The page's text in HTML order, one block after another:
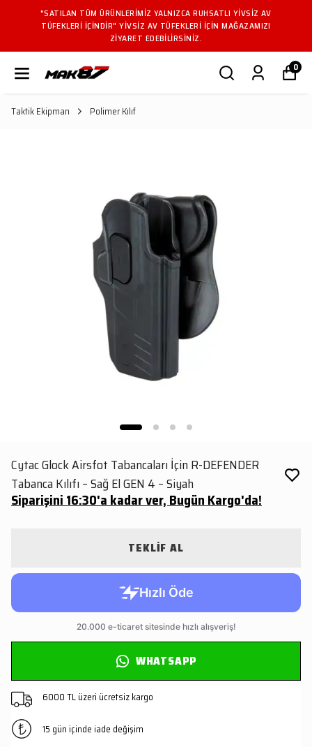
"SATILAN TÜM ÜRÜNLERIMIZ YALNIZCA RUHSATLI YIVSIZ AV
TÜFEKLERI IÇINDIR" YIVSIZ AV TÜFEKLERI IÇIN MAĞAZAMIZI
ZIYARET EDEBILIRSINIZ.
0
Taktik Ekipman Polimer Kılıf
Cytac Glock Airsfot Tabancaları İçin R-DEFENDER
Tabanca Kılıfı – Sağ El GEN 4 – Siyah
Siparişini 16:30'a kadar ver, Bugün Kargo'da!
TEKLİF AL
WHATSAPP
6000 TL üzeri ücretsiz kargo
15 gün içinde iade değişim